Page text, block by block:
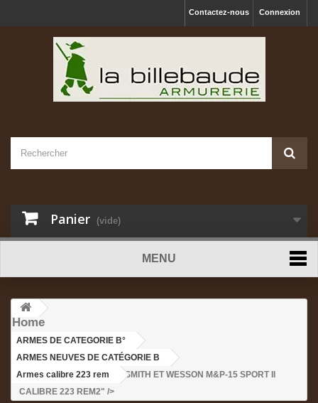
Connexion
Contactez-nous
Panier (vide)
MENU
Home
ARMES DE CATEGORIE B°
ARMES NEUVES DE CATÉGORIE B
Armes calibre 223 rem
>SMITH ET WESSON M&P-15 SPORT II
CALIBRE 223 REM2" />